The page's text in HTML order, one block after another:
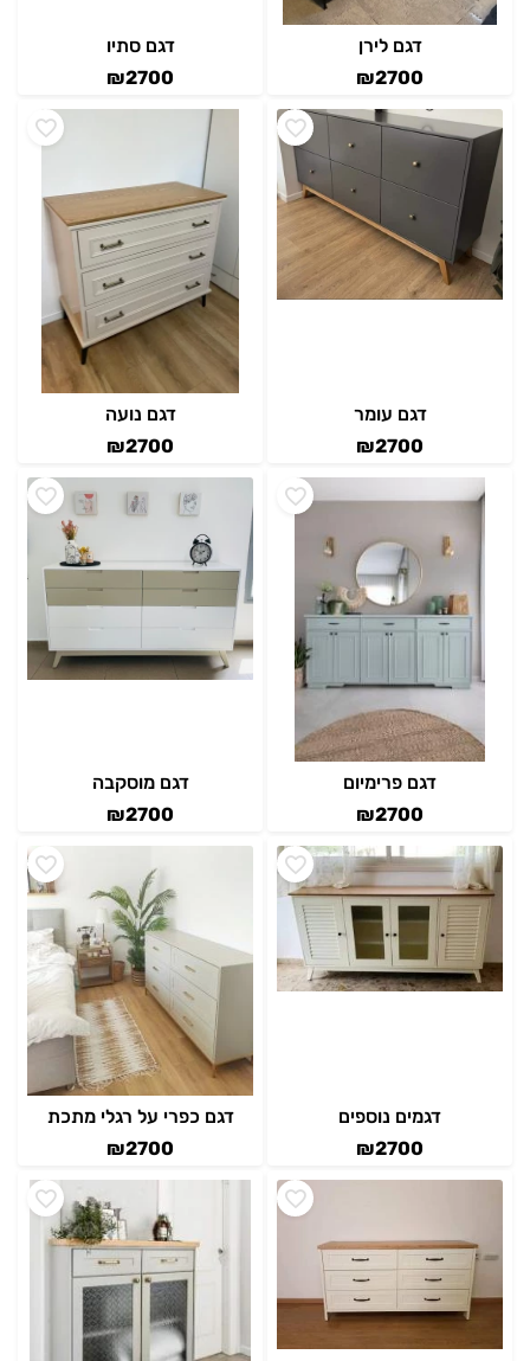
דגם לירן
₪2700
דגם סתיו
₪2700
דגם עומר
₪2700
דגם נועה
₪2700
דגם פרימיום
₪2700
דגם מוסקבה
₪2700
דגמים נוספים
₪2700
דגם כפרי על רגלי מתכת
₪2700